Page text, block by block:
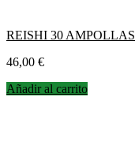
REISHI 30 AMPOLLAS
Precio
46,00 €
Añadir al carrito